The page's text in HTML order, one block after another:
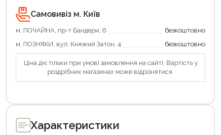
Самовивіз м. Київ
м. ПОЧАЙНА, пр-т Бандери, 6
безкоштовно
м. ПОЗНЯКИ, вул. Княжий Затон, 4
безкоштовно
Ціна діє тільки при умові замовлення на сайті. Вартість у
роздрібних магазинах може відрізнятися.
Характеристики